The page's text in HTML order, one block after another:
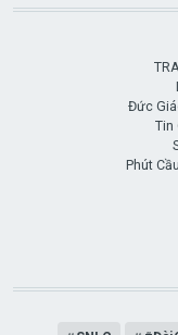
Đức
Tin
Phút